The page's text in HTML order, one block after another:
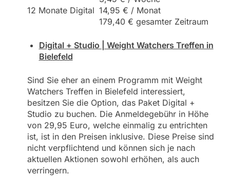
12 Monate Digital 14,95 € / Monat
179,40 € gesamter Zeitraum
Digital + Studio | Weight Watchers Treffen in
Bielefeld
Sind Sie eher an einem Programm mit Weight
Watchers Treffen in Bielefeld interessiert,
besitzen Sie die Option, das Paket Digital +
Studio zu buchen. Die Anmeldegebühr in Höhe
von 29,95 Euro, welche einmalig zu entrichten
ist, ist in den Preisen inklusive. Diese Preise sind
nicht verpflichtend und können sich je nach
aktuellen Aktionen sowohl erhöhen, als auch
verringern.